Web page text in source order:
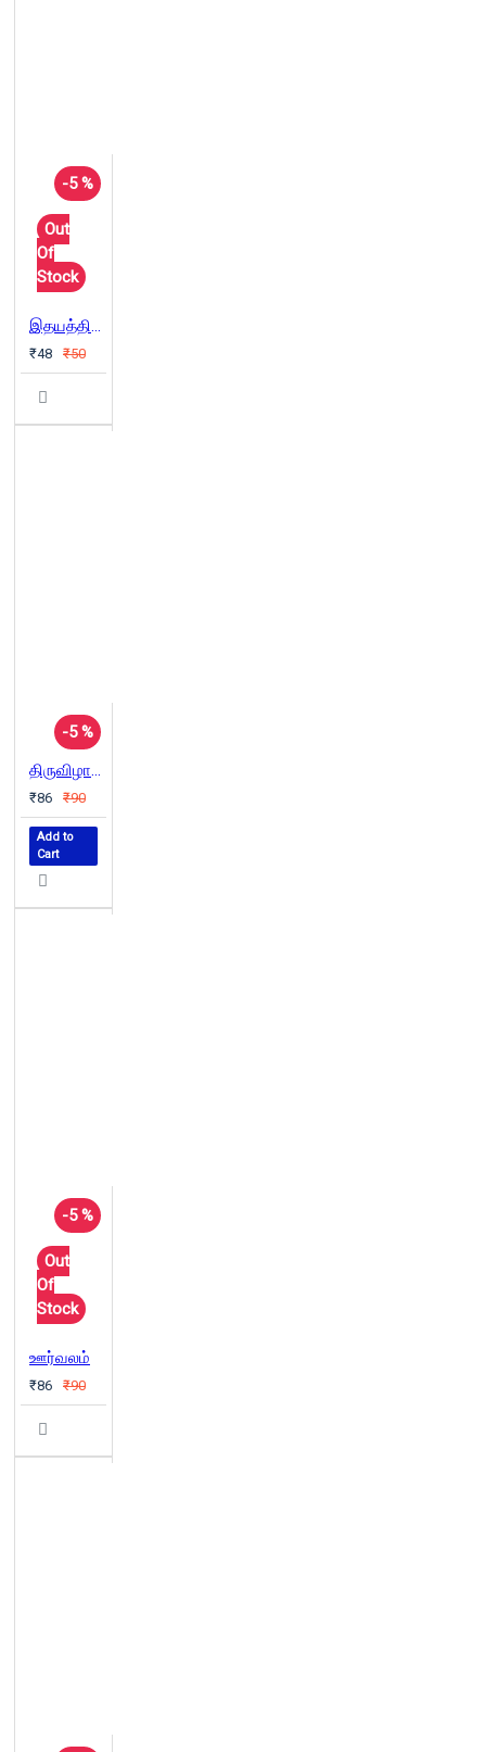
-5 %
Out
Of
Stock
இதயத்தில் நாற்காலி
₹48 ₹50
-5 %
திருவிழாவில் தெருப்பாடகன்
₹86 ₹90
Add to
Cart
-5 %
Out
Of
Stock
ஊர்வலம்
₹86 ₹90